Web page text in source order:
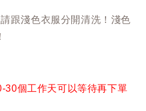
跟淺色衣服分開清洗！淺色
30個工作天可以等待再下單